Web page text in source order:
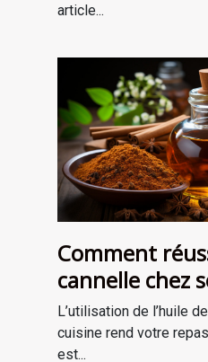
article...
Comment
cannelle chez
L’utilisation de l’huile
cuisine rend votre
est...